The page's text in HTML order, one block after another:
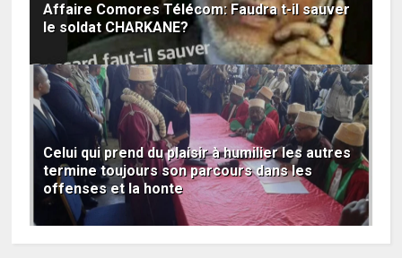
Affaire Comores Télécom: Faudra t-il sauver
le soldat CHARKANE?
Celui qui prend du plaisir à humilier les autres
termine toujours son parcours dans les
offenses et la honte